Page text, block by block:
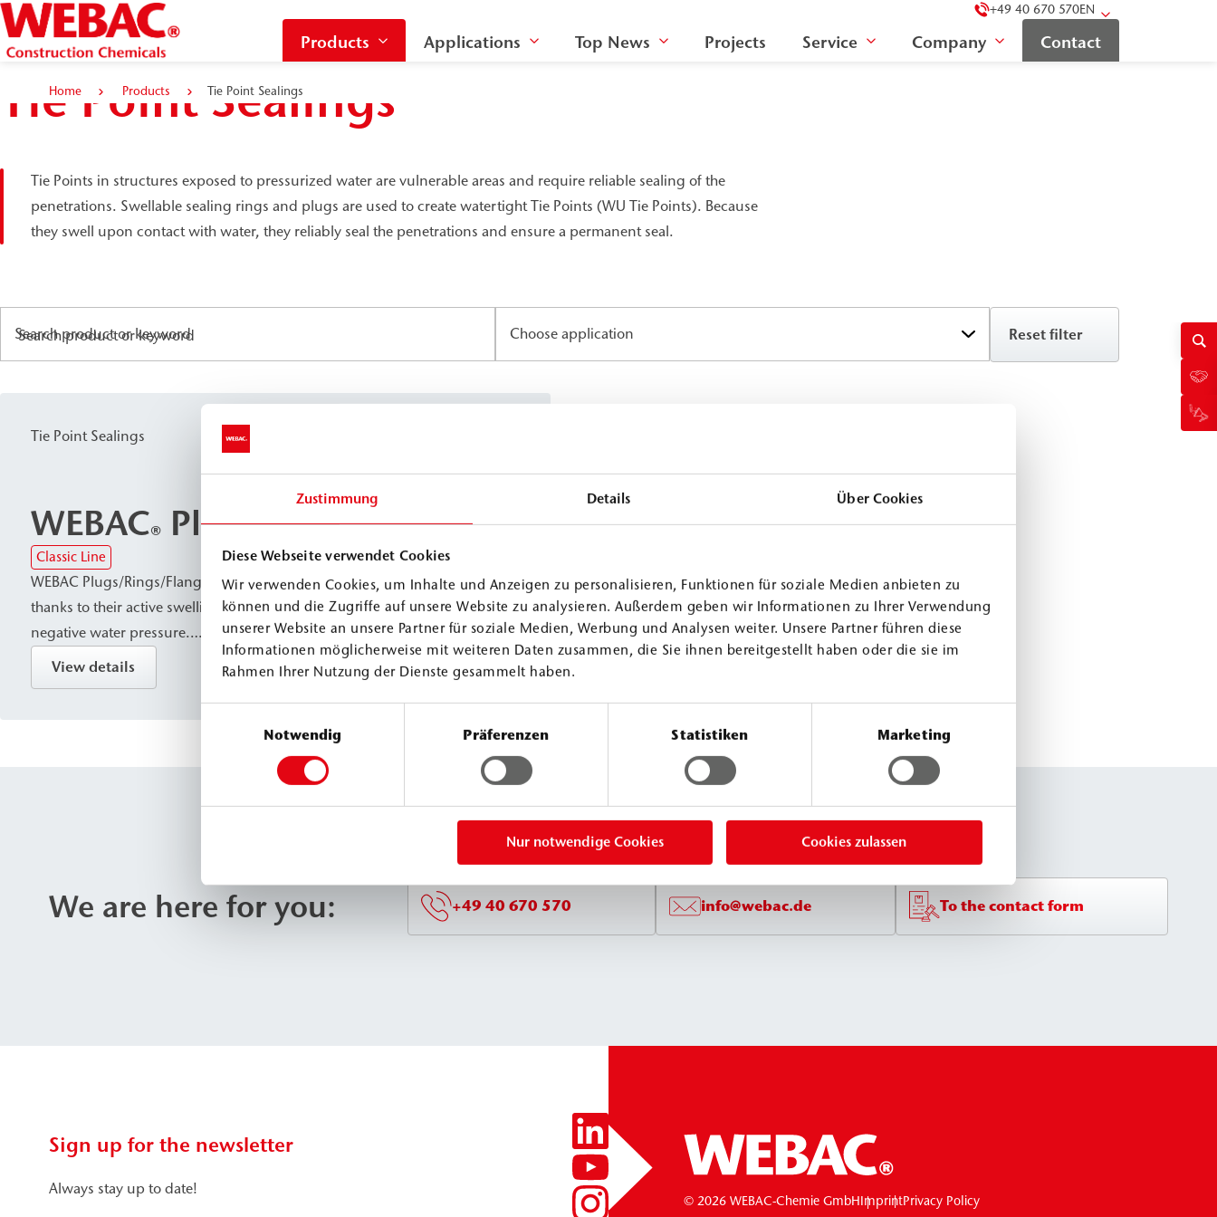
Zustimmung Details Über Cookies
Diese Webseite verwendet Cookies
Wir verwenden Cookies, um Inhalte und Anzeigen zu personalisieren, Funktionen für soziale Medien anbieten zu
können und die Zugriffe auf unsere Website zu analysieren. Außerdem geben wir Informationen zu Ihrer Verwendung
unserer Website an unsere Partner für soziale Medien, Werbung und Analysen weiter. Unsere Partner führen diese
Informationen möglicherweise mit weiteren Daten zusammen, die Sie ihnen bereitgestellt haben oder die sie im
Rahmen Ihrer Nutzung der Dienste gesammelt haben.
Notwendig Präferenzen Statistiken Marketing
Nur notwendige Cookies Cookies zulassen
+49 40 670 570EN
Products Applications Top News Projects Service Company Contact
Home Products Tie Point Sealings
Tie Point Sealings
Tie Points in structures exposed to pressurized water are vulnerable areas and require reliable sealing of the
penetrations. Swellable sealing rings and plugs are used to create watertight Tie Points (WU Tie Points). Because
they swell upon contact with water, they reliably seal the penetrations and ensure a permanent seal.
Search product or keyword Reset filter
Tie Point Sealings
WEBAC® Plug/Ring/Flange
Classic Line
WEBAC Plugs/Rings/Flanges are swellable sealing rings and plugs that,
thanks to their active swelling properties, provide a reliable seal even under
negative water pressure.
They are used for watertight sealing of penetrations and tie points in
concrete and reinforced concrete structures.
View details
We are here for you: +49 40 670 570 info@webac.de To the contact form
Sign up for the newsletter
Always stay up to date!
© 2026 WEBAC-Chemie GmbHImprintPrivacy Policy